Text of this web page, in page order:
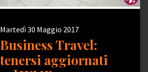
Martedì 30 Maggio 2017
Business Travel:
tenersi aggiornati